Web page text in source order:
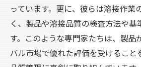
っています。更に、彼らは溶接作業
く、製品や溶接品質の検査方法や基
す。このような専門家たちは、製品
バル市場で優れた評価を受けること